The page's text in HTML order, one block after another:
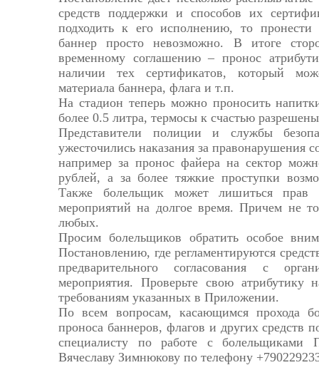
средств поддержки и способов их
подходить к его исполнению, то
баннер просто невозможно. В итоге
временному соглашению – пронос
наличии тех сертификатов, который
материала баннера, флага и т.п.
На стадион теперь можно проносить
более 0.5 литра, термосы к счастью
Представители полиции и службы
ужесточились наказания за правонарушения
например за пронос файера на сектор
рублей, а за более тяжкие проступки
Также болельщик может лишиться прав
мероприятий на долгое время. Причем не
любых.
Просим болельщиков обратить особое
Постановлению, где регламентируются
предварительного согласования с
мероприятия. Проверьте свою атрибутику
требованиям указанных в Приложении.
По всем вопросам, касающимся прохода
проноса баннеров, флагов и других средств
специалисту по работе с
Вячеславу Зимнюкову по телефону